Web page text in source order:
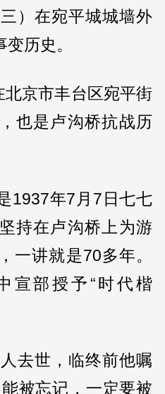
）在宛平城城墙外
历史。
北京市丰台区宛平街
也是卢沟桥抗战历
1937年7月7日七七
持在卢沟桥上为游
一讲就是70多年。
宣部授予“时代楷
去世，临终前他嘱
被忘记，一定要被